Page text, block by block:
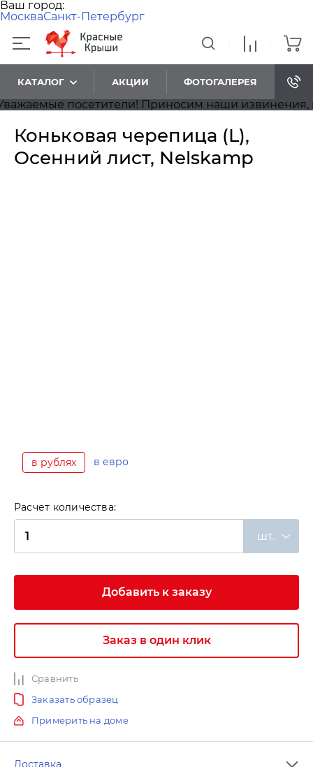
Ваш город:
МоскваСанкт-Петербург
КАТАЛОГ АКЦИИ ФОТОГАЛЕРЕЯ
посетители! Приносим наши извинения, на
Коньковая черепица (L),
Осенний лист, Nelskamp
в рублях в евро
Расчет количества:
шт.
Добавить к заказу
Заказ в один клик
Сравнить
Заказать образец
Примерить на доме
Доставка